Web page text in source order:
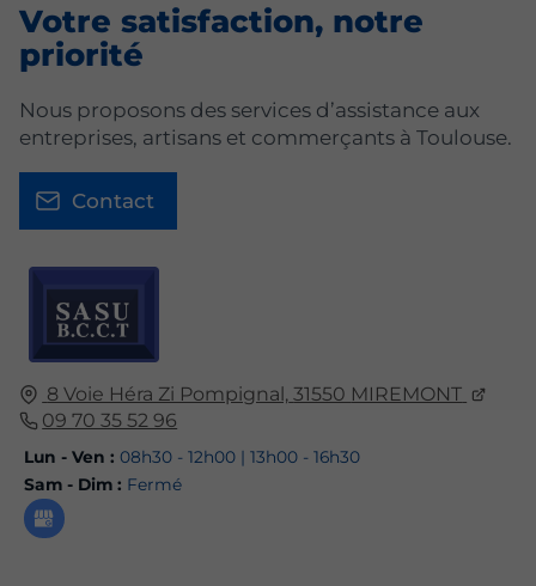
8 Voie Héra Zi Pompignal, 31550 MIREMONT
09 70 35 52 96
Lun - Ven : 08h30 - 12h00 | 13h00 - 16h30
Sam - Dim : Fermé
Votre satisfaction, notre
priorité
Nous proposons des services d’assistance aux
entreprises, artisans et commerçants à Toulouse.
Contact